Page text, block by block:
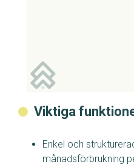
Viktiga
Enkel och
månadsförbrukning